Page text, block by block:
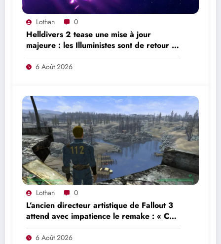
Lothan 0
Helldivers 2 tease une mise à jour
majeure : les Illuministes sont de retour et
une nouvelle offensive se prépare
6 Août 2026
Lothan 0
L’ancien directeur artistique de Fallout 3
attend avec impatience le remake : « Ce
n’était pas du tout le jeu que nous
voulions créer »
6 Août 2026